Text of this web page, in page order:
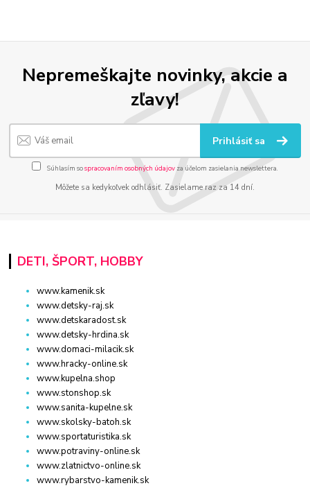
Nepremeškajte novinky, akcie a
zľavy!
Prihlásiť sa
Súhlasím sospracovaním osobných údajov za účelom zasielania newslettera.
Môžete sa kedykoľvek odhlásiť. Zasielame raz za 14 dní.
DETI, ŠPORT, HOBBY
www.kamenik.sk
www.detsky-raj.sk
www.detskaradost.sk
www.detsky-hrdina.sk
www.domaci-milacik.sk
www.hracky-online.sk
www.kupelna.shop
www.stonshop.sk
www.sanita-kupelne.sk
www.skolsky-batoh.sk
www.sportaturistika.sk
www.potraviny-online.sk
www.zlatnictvo-online.sk
www.rybarstvo-kamenik.sk